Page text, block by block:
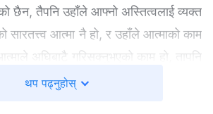
छैन, तैपनि उहाँले आफ्नो अस्तित्वलाई व्यक्त
सारतत्त्व आत्मा नै हो, र उहाँले आत्माको काम
अघिबाटै गरिसक्‍नुभएको काम हो, तापनि
छ। देहधारणपछि, देहको अभिव्यक्तिद्वारा
थप पढ्नुहोस्